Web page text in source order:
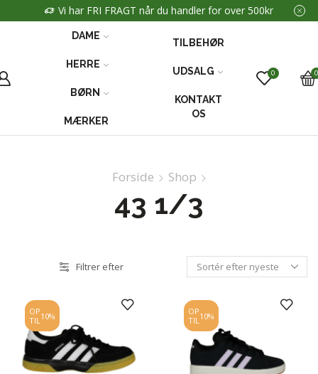
Vi har FRI FRAGT når du handler for over 500kr
DAME
HERRE
BØRN
MÆRKER
TILBEHØR
UDSALG
KONTAKT
OS
0 0
Forside Shop
43 1/3
Filtrer efter
OP
TIL10%
OP
TIL10%